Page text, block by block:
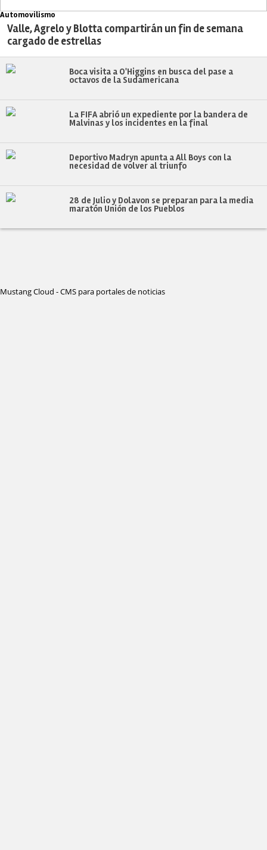
Automovilismo
Valle, Agrelo y Blotta compartirán un fin de semana
cargado de estrellas
Boca visita a O'Higgins en busca del pase a
octavos de la Sudamericana
La FIFA abrió un expediente por la bandera de
Malvinas y los incidentes en la final
Deportivo Madryn apunta a All Boys con la
necesidad de volver al triunfo
28 de Julio y Dolavon se preparan para la media
maratón Unión de los Pueblos
Mustang Cloud - CMS para portales de noticias